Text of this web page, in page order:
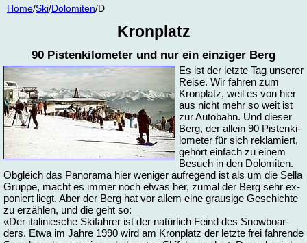
Home/Ski/Do­lo­mi­ten/D
Kron­platz
90 Pis­ten­ki­lo­me­ter und nur ein ein­zi­ger Berg
Es ist der letz­te Tag un­se­rer
Rei­se. Wir fah­ren zum
Kron­platz, weil es von hier
aus nicht mehr so weit ist
zur Au­to­bahn. Und die­ser
Berg, der al­lein 90 Pis­ten­ki­
lo­me­ter für sich re­kla­miert,
ge­hört ein­fach zu ei­nem
Be­such in den Do­lo­mi­ten.
Ob­gleich das Pa­n­ora­ma hier we­ni­ger auf­re­gend ist als um die Sel­la
Grup­pe, macht es im­mer noch et­was her, zu­mal der Berg sehr ex­
po­niert liegt. Aber der Berg hat vor al­lem ei­ne grau­si­ge Ge­schich­te
zu er­zäh­len, und die geht so:
«Der ita­li­nies­che Ski­fah­rer ist der na­tür­lich Feind des Snow­boar­
ders. Et­wa im Jah­re 1990 wird am Kron­platz der letz­te frei fah­ren­de